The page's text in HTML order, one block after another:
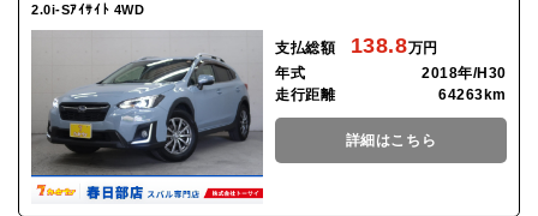
2.0i-Sｱｲｻｲﾄ 4WD
支払総額 138.8万円
年式
2018年/H30
走行距離
64263km
詳細はこちら